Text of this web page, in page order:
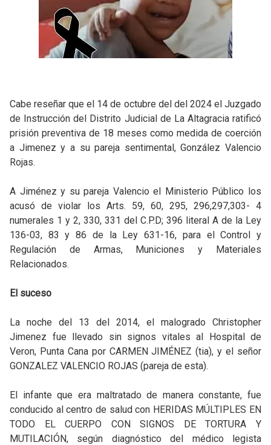
Cabe reseñar que el 14 de octubre del del 2024 el Juzgado
de Instrucción del Distrito Judicial de La Altagracia ratificó
prisión preventiva de 18 meses como medida de coerción
a Jimenez y a su pareja sentimental, González Valencio
Rojas.
A Jiménez y su pareja Valencio el Ministerio Público los
acusó de violar los Arts. 59, 60, 295, 296,297,303- 4
numerales 1 y 2, 330, 331 del C.P.D; 396 literal A de la Ley
136-03, 83 y 86 de la Ley 631-16, para el Control y
Regulación de Armas, Municiones y Materiales
Relacionados.
El suceso
La noche del 13 del 2014, el malogrado Christopher
Jimenez fue llevado sin signos vitales al Hospital de
Veron, Punta Cana por CARMEN JIMÉNEZ (tia), y el señor
GONZALEZ VALENCIO ROJAS (pareja de esta).
El infante que era maltratado de manera constante, fue
conducido al centro de salud con HERIDAS MÚLTIPLES EN
TODO EL CUERPO CON SIGNOS DE TORTURA Y
MUTILACIÓN, según diagnóstico del médico legista